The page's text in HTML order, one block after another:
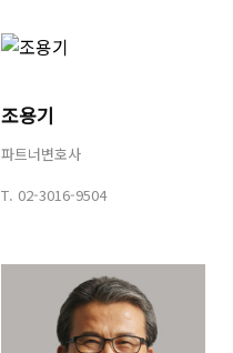
조용기
파트너변호사
T. 02-3016-9504